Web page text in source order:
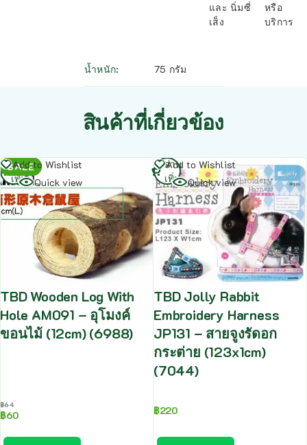
และ นิ่มซี่
เส็ง
หรือ
บริการ
น้ำหนัก 75 กรัม
สินค้าที่เกี่ยวข้อง
SALE
Add to Wishlist
Quick view
TBD Wooden Log With
Hole AM091 – อุโมงค์
ขอนไม้ (12cm) (6988)
฿64
฿60
อ่าน
เพิ่ม
Add to Wishlist
Quick view
TBD Jolly Rabbit
Embroidery Harness
JP131 – สายจูงรัดอก
กระต่าย (123x1cm)
(7044)
฿220
อ่าน
เพิ่ม